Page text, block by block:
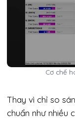
Cơ chế
Thay vì chỉ so
chuẩn như nhiều